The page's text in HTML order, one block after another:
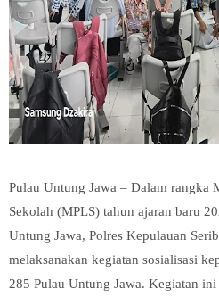
Pulau Untung Jawa – Dalam rangka
Sekolah (MPLS) tahun ajaran baru
Untung Jawa, Polres Kepulauan
melaksanakan kegiatan sosialisasi
285 Pulau Untung Jawa. Kegiatan